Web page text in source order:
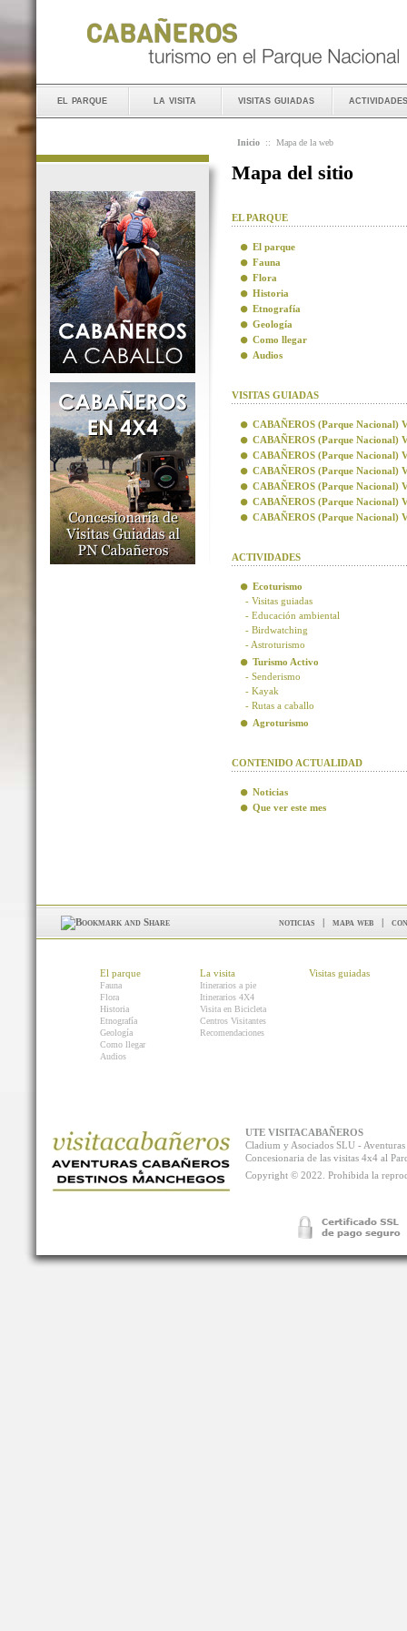
el parque la visita visitas guiadas actividades
Inicio :: Mapa de la web
Mapa del sitio
EL PARQUE
El parque
Fauna
Flora
Historia
Etnografía
Geología
Como llegar
Audios
VISITAS GUIADAS
CABAÑEROS (Parque Nacional)
CABAÑEROS (Parque Nacional)
CABAÑEROS (Parque Nacional)
CABAÑEROS (Parque Nacional)
CABAÑEROS (Parque Nacional)
CABAÑEROS (Parque Nacional)
CABAÑEROS (Parque Nacional)
ACTIVIDADES
Ecoturismo
- Visitas guiadas
- Educación ambiental
- Birdwatching
- Astroturismo
Turismo Activo
- Senderismo
- Kayak
- Rutas a caballo
Agroturismo
CONTENIDO ACTUALIDAD
Noticias
Que ver este mes
noticias | mapa web |
El parque
Fauna
Flora
Historia
Etnografía
Geología
Como llegar
Audios
La visita
Itinerarios a pie
Itinerarios 4X4
Visita en Bicicleta
Centros Visitantes
Recomendaciones
Visitas guiadas
UTE VISITACABAÑEROS
Cladium y Asociados SLU -
Concesionaria de las visitas 4x4 al
Copyright © 2022. Prohibida la